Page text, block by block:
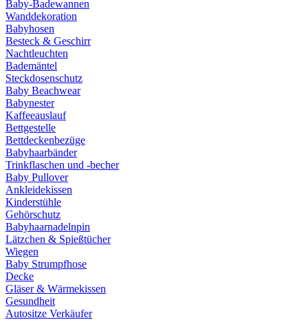
Baby-Badewannen
Wanddekoration
Babyhosen
Besteck & Geschirr
Nachtleuchten
Bademäntel
Steckdosenschutz
Baby Beachwear
Babynester
Kaffeeauslauf
Bettgestelle
Bettdeckenbezüge
Babyhaarbänder
Trinkflaschen und -becher
Baby Pullover
Ankleidekissen
Kinderstühle
Gehörschutz
Babyhaarnadelnpin
Lätzchen & Spießtücher
Wiegen
Baby Strumpfhose
Decke
Gläser & Wärmekissen
Gesundheit
Autositze Verkäufer